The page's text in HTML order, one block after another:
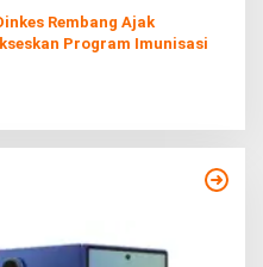
Rembang Ajak
Program Imunisasi